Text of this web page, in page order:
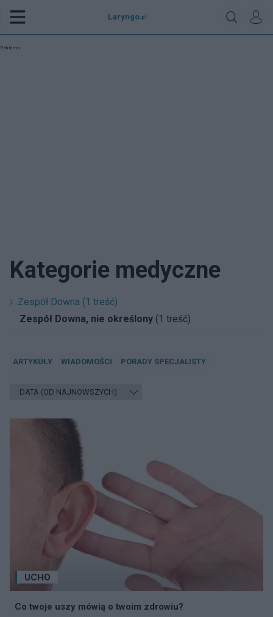
Laryngo .pl
Reklama:
Kategorie medyczne
Zespół Downa (1 treść)
Zespół Downa, nie określony (1 treść)
ARTYKUŁY WIADOMOŚCI PORADY SPECJALISTY
UCHO
Co twoje uszy mówią o twoim zdrowiu?